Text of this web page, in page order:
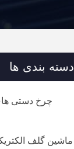
دسته بندی ها
چرخ دستی
ماشین گلف